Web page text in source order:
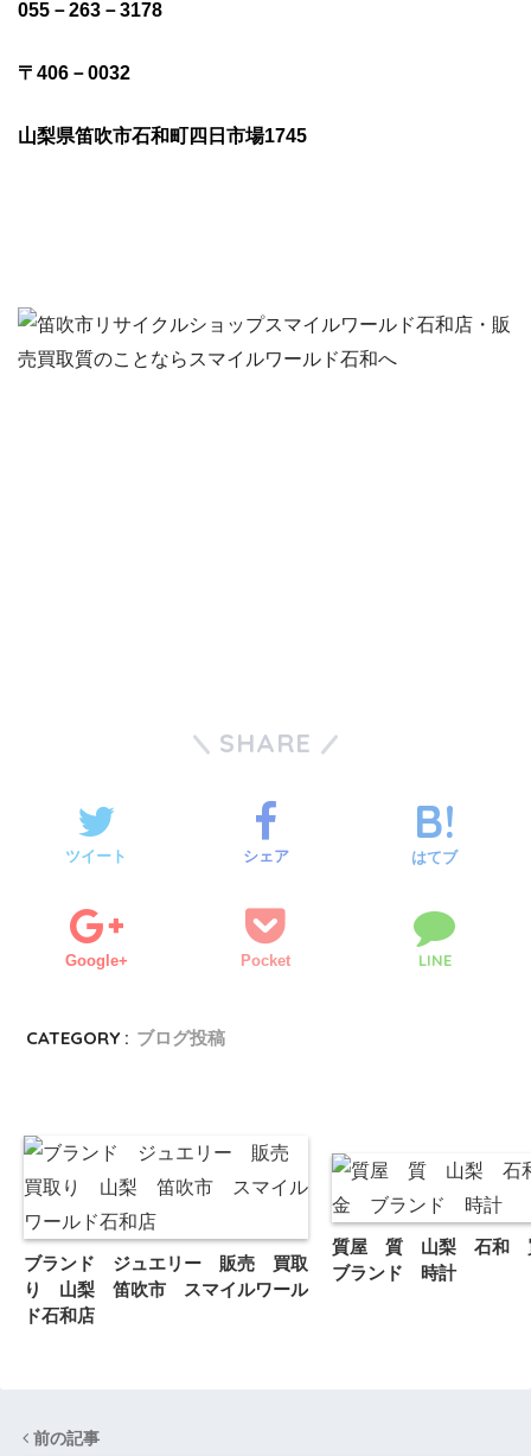
055－263－3178
〒406－0032
山梨県笛吹市石和町四日市場1745
SHARE
ツイート シェア はてブ
Google+ Pocket LINE
CATEGORY : ブログ投稿
ブランド ジュエリー 販売 買取
り 山梨 笛吹市 スマイルワール
ド石和店
質屋 質 山梨 石
ブランド 時計
前の記事